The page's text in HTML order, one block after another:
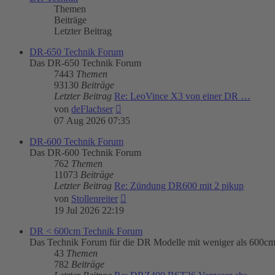
Themen
Beiträge
Letzter Beitrag
DR-650 Technik Forum
Das DR-650 Technik Forum
7443 Themen
93130 Beiträge
Letzter Beitrag Re: LeoVince X3 von einer DR …
von deFlachser
Beitrag
07 Aug 2026 07:35
DR-600 Technik Forum
Das DR-600 Technik Forum
762 Themen
11073 Beiträge
Letzter Beitrag Re: Zündung DR600 mit 2 pikup
von Stollenreiter
19 Jul 2026 22:19
DR < 600cm Technik Forum
Das Technik Forum für die DR Modelle mit weniger als 600cm
43 Themen
782 Beiträge